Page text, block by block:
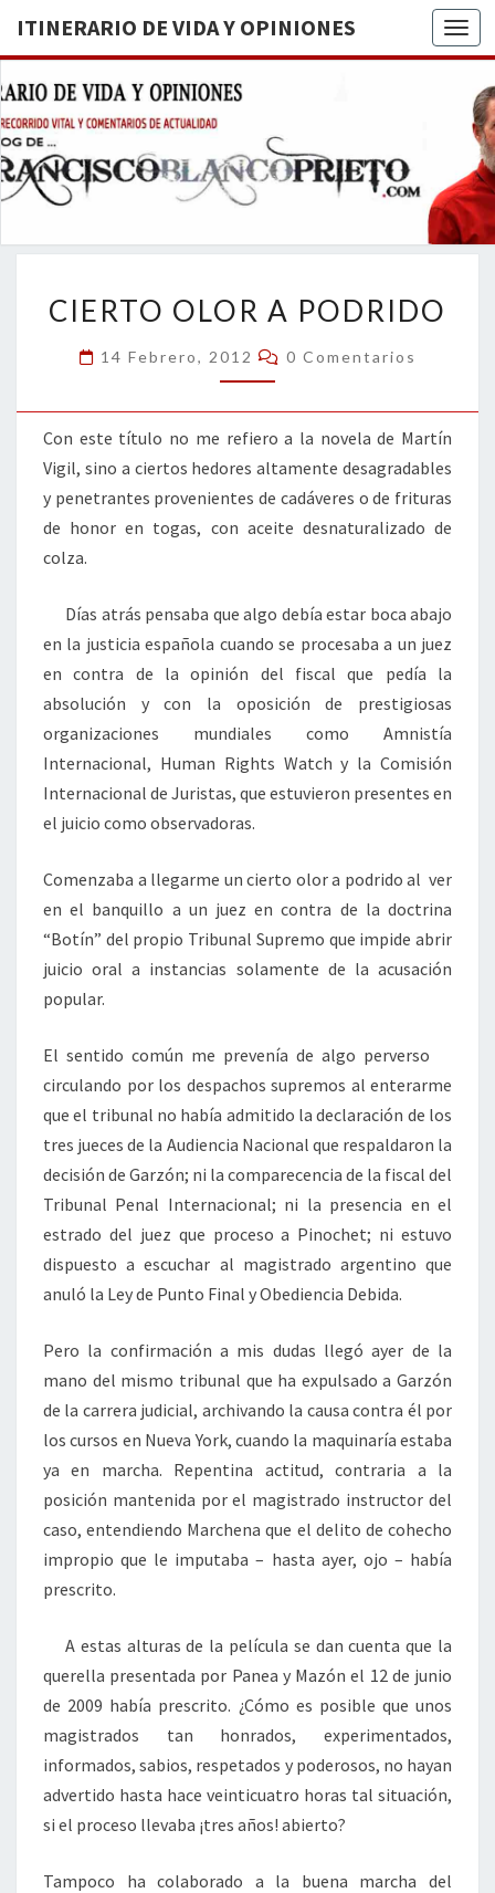
ITINERARIO DE VIDA Y OPINIONES
DE
BREVE
RECORRIDO
VITAL Y
ACTUALIDAD
OLOR
PODRIDO
CIERTO OLOR A PODRIDO
14 Febrero, 2012 Comentarios
0 Comentarios
Con este título no me refiero a la novela de Martín
Vigil, sino a ciertos hedores altamente desagradables
y penetrantes provenientes de cadáveres o de frituras
de honor en togas, con aceite desnaturalizado de
colza.
Días atrás pensaba que algo debía estar boca abajo
en la justicia española cuando se procesaba a un juez
en contra de la opinión del fiscal que pedía la
absolución y con la oposición de prestigiosas
organizaciones mundiales como Amnistía
Internacional, Human Rights Watch y la Comisión
Internacional de Juristas, que estuvieron presentes en
el juicio como observadoras.
Comenzaba a llegarme un cierto olor a podrido al ver
en el banquillo a un juez en contra de la doctrina
“Botín” del propio Tribunal Supremo que impide abrir
juicio oral a instancias solamente de la acusación
popular.
El sentido común me prevenía de algo perverso
circulando por los despachos supremos al enterarme
que el tribunal no había admitido la declaración de los
tres jueces de la Audiencia Nacional que respaldaron la
decisión de Garzón; ni la comparecencia de la fiscal del
Tribunal Penal Internacional; ni la presencia en el
estrado del juez que proceso a Pinochet; ni estuvo
dispuesto a escuchar al magistrado argentino que
anuló la Ley de Punto Final y Obediencia Debida.
Pero la confirmación a mis dudas llegó ayer de la
mano del mismo tribunal que ha expulsado a Garzón
de la carrera judicial, archivando la causa contra él por
los cursos en Nueva York, cuando la maquinaría estaba
ya en marcha. Repentina actitud, contraria a la
posición mantenida por el magistrado instructor del
caso, entendiendo Marchena que el delito de cohecho
impropio que le imputaba – hasta ayer, ojo – había
prescrito.
A estas alturas de la película se dan cuenta que la
querella presentada por Panea y Mazón el 12 de junio
de 2009 había prescrito. ¿Cómo es posible que unos
magistrados tan honrados, experimentados,
informados, sabios, respetados y poderosos, no hayan
advertido hasta hace veinticuatro horas tal situación,
si el proceso llevaba ¡tres años! abierto?
Tampoco ha colaborado a la buena marcha del